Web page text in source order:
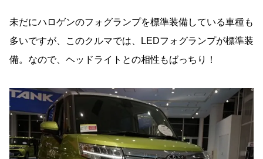
未だにハロゲンのフォグランプを標準装備している車種も
多いですが、このクルマでは、LEDフォグランプが標準装
備。なので、ヘッドライトとの相性もばっちり！